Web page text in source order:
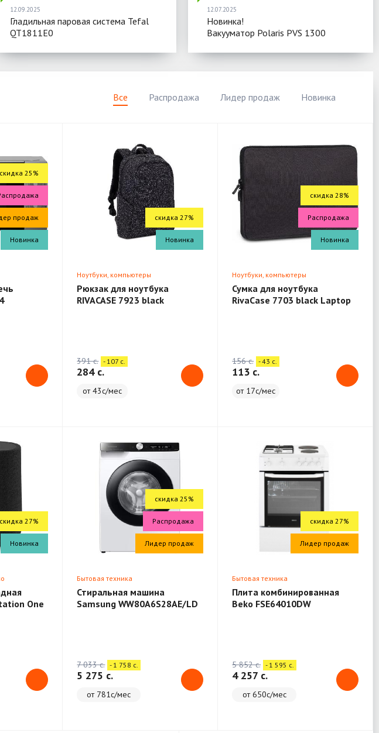
12.09.2025
Гладильная паровая система Tefal
QT1811E0
12.07.2025
Новинка!
Вакууматор Polaris PVS 1300
Все Распродажа Лидер продаж Новинка
скидка 25%
продаж
Новинка
скидка 27%
Новинка
Ноутбуки, компьютеры
Рюкзак для ноутбука
RIVACASE 7923 black
391 c. - 107 c.
284 c.
от 43с/мес
скидка 28%
Распродажа
Новинка
Ноутбуки, компьютеры
Сумка для ноутбука
RivaCase 7703 black Laptop
156 c. - 43 c.
113 c.
от 17с/мес
скидка 27%
Новинка
One
скидка 25%
Распродажа
Лидер продаж
Бытовая техника
Стиральная машина
Samsung WW80A6S28AE/LD
7 033 c. - 1 758 c.
5 275 c.
от 781с/мес
скидка 27%
Лидер продаж
Бытовая техника
Плита комбинированная
Beko FSE64010DW
5 852 c. - 1 595 c.
4 257 c.
от 650с/мес